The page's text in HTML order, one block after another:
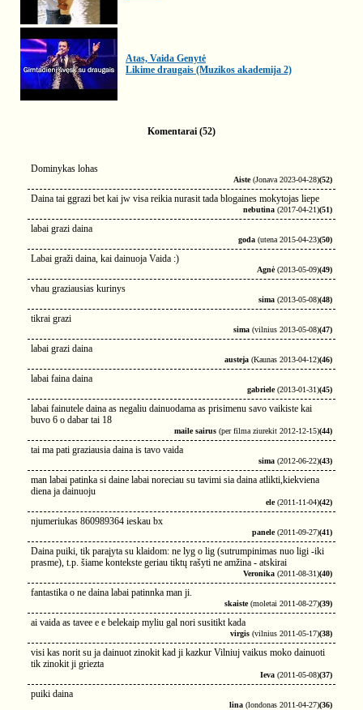
Atas, Vaida Genytė
Likime draugais (Muzikos akademija 2)
Komentarai (52)
Dominykas lohas
Aiste(Jonava 2023-04-28)(52)
Daina tai ggrazi bet kai jw visa reikia nurasit tada blogaines mokytojas liepe
nebutina (2017-04-21)(51)
labai grazi daina
goda (utena 2015-04-23)(50)
Labai graži daina, kai dainuoja Vaida :)
Agnė(2013-05-09)(49)
vhau graziausias kurinys
sima (2013-05-08)(48)
tikrai grazi
sima (vilnius 2013-05-08)(47)
labai grazi daina
austeja (Kaunas 2013-04-12)(46)
labai faina daina
gabriele(2013-01-31)(45)
labai fainutele daina as negaliu dainuodama as prisimenu savo vaikiste kai
buvo 6 o dabar tai 18
maile sairus (per filma ziurekit 2012-12-15)(44)
tai ma pati graziausia daina is tavo vaida
sima (2012-06-22)(43)
man labai patinka si daine labai noreciau su tavimi sia daina atlikti,kiekviena
diena ja dainuoju
ele(2011-11-04)(42)
njumeriukas 860989364 ieskau bx
panele(2011-09-27)(41)
Daina puiki, tik paraįyta su klaidom: ne lyg o lig (sutrumpinimas nuo ligi -iki
prasme), t.p. šiame kontekste geriau tiktų rašyti ne amžina - atskirai
Veronika (2011-08-31)(40)
fantastika o ne daina labai patinnka man ji.
skaiste(moletai 2011-08-27)(39)
ai vaida as tavee e e belekaip myliu gal nori susitikt kada
virgis (vilnius 2011-05-17)(38)
visi kas norit su ja dainuot zinokit kad ji kazkur Vilniuj vaikus moko dainuoti
tik zinokit ji griezta
Ieva (2011-05-08)(37)
puiki daina
lina (londonas 2011-04-27)(36)